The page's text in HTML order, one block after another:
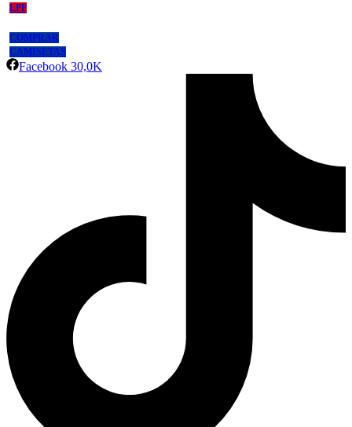
LPF
COMPRAR
CAMISETAS
Facebook 30,0K